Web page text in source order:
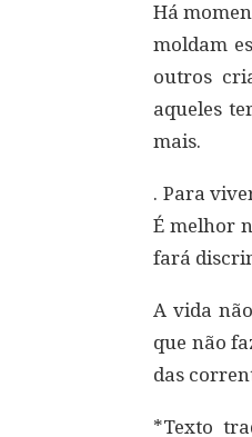
Há
moldam
outros
aqueles
mais.
. Para
É melhor
fará
A vida
que não
das
*Texto